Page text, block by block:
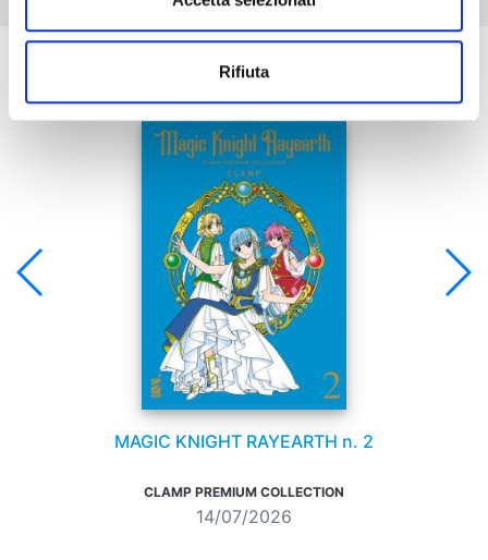
Rifiuta
Se ti è piaciuto prova anche:
MAGIC KNIGHT RAYEARTH n. 2
CLAMP PREMIUM COLLECTION
14/07/2026